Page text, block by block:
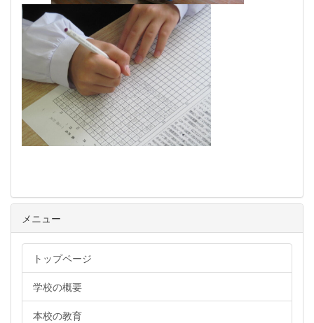
メニュー
トップページ
学校の概要
本校の教育